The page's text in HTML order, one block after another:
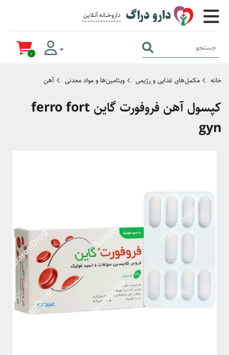
دارو دراگ داروخــــانه آنــلاین برای همــه
0
خانه مکمل‌های غذایی و رژیمی ویتامین‌ها و مواد معدنی آهن
کپسول آهن فروفورت گاین ferro fort
gyn